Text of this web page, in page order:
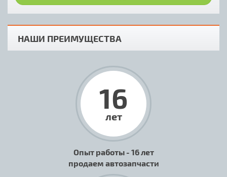
НАШИ ПРЕИМУЩЕСТВА
16
лет
Опыт работы - 16 лет
продаем автозапчасти